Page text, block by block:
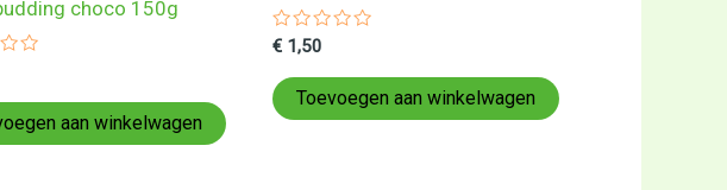
choco 150g
aan winkelwagen
Gewaardeerd
uit
5
€1,50
Toevoegen aan winkelwagen